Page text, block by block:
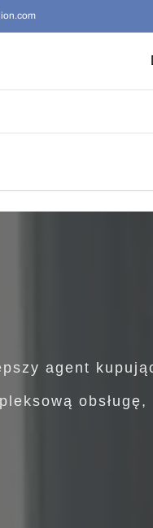
agent